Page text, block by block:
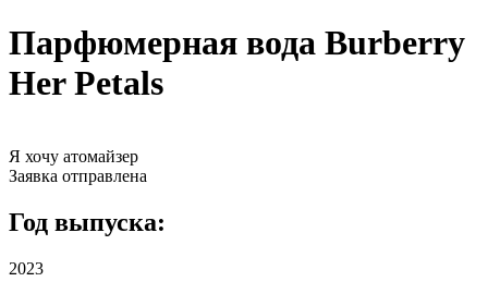
Парфюмерная вода Burberry
Her Petals
Я хочу атомайзер
Заявка отправлена
Год выпуска:
2023